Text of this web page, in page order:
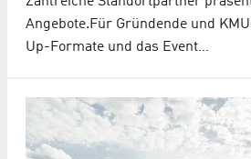
Angebote.Für Gründende und
Up-Formate und das Event…